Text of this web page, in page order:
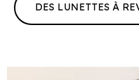
DES LUNETTES À